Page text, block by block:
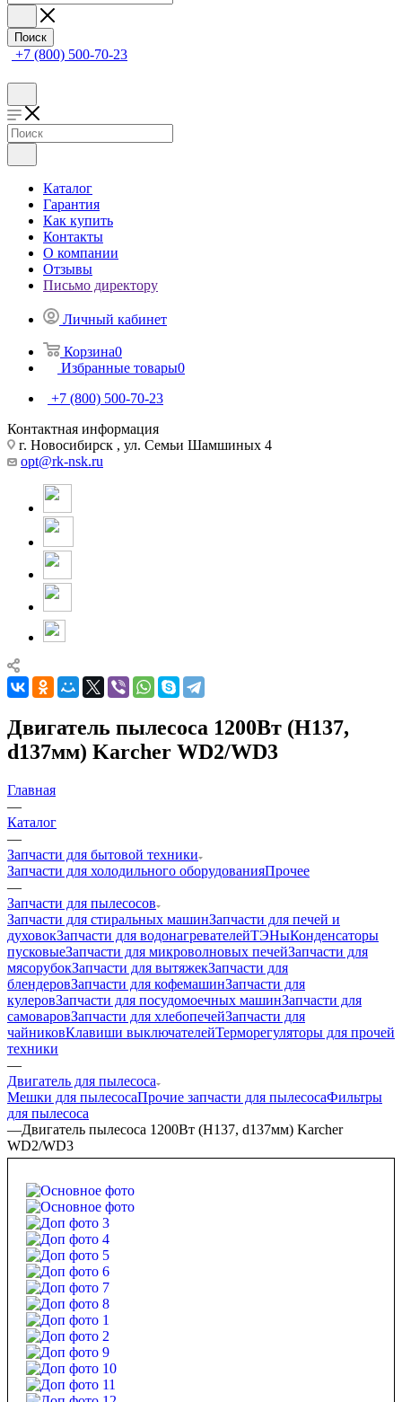
Поиск
+7 (800) 500-70-23
Каталог
Гарантия
Как купить
Контакты
О компании
Отзывы
Письмо директору
Личный кабинет
Корзина0
Избранные товары0
+7 (800) 500-70-23
Контактная информация
г. Новосибирск , ул. Семьи Шамшиных 4
opt@rk-nsk.ru
Двигатель пылесоса 1200Вт (H137,
d137мм) Karcher WD2/WD3
Главная
—
Каталог
—
Запчасти для бытовой техники
Запчасти для холодильного оборудованияПрочее
—
Запчасти для пылесосов
Запчасти для стиральных машинЗапчасти для печей и
духовокЗапчасти для водонагревателейТЭНыКонденсаторы
пусковыеЗапчасти для микроволновых печейЗапчасти для
мясорубокЗапчасти для вытяжекЗапчасти для
блендеровЗапчасти для кофемашинЗапчасти для
кулеровЗапчасти для посудомоечных машинЗапчасти для
самоваровЗапчасти для хлебопечейЗапчасти для
чайниковКлавиши выключателейТерморегуляторы для прочей
техники
—
Двигатель для пылесоса
Мешки для пылесосаПрочие запчасти для пылесосаФильтры
для пылесоса
—Двигатель пылесоса 1200Вт (H137, d137мм) Karcher
WD2/WD3